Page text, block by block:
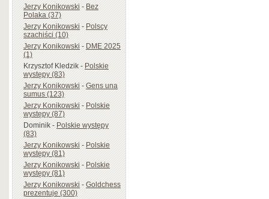
Jerzy Konikowski-Bez
Polaka (37)
Jerzy Konikowski-Polscy
szachiści (10)
Jerzy Konikowski-DME 2025
(1)
Krzysztof Kledzik-Polskie
występy (83)
Jerzy Konikowski-Gens una
sumus (123)
Jerzy Konikowski-Polskie
występy (87)
Dominik-Polskie występy
(83)
Jerzy Konikowski-Polskie
występy (81)
Jerzy Konikowski-Polskie
występy (81)
Jerzy Konikowski-Goldchess
prezentuje (300)